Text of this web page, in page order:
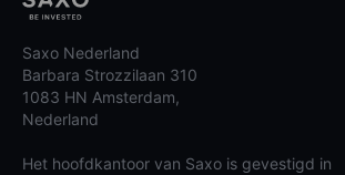
Saxo Nederland
Barbara Strozzilaan 310
1083 HN Amsterdam,
Nederland
Het hoofdkantoor van Saxo is gevestigd in